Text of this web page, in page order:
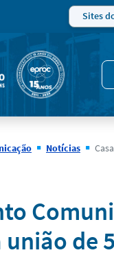
site
5
Sites
Notícias Casamento
de